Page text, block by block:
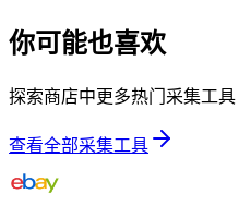
你可能也喜欢
探索商店中更多热门采集工具
查看全部采集工具